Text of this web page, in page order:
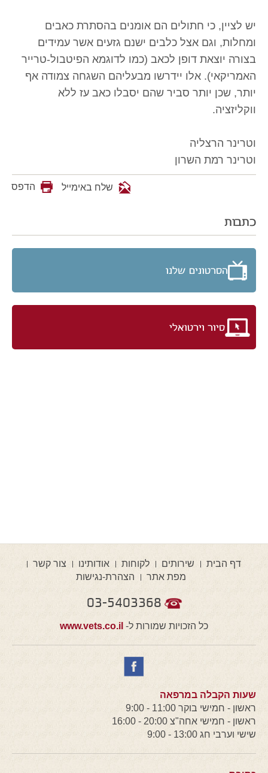
כתבות
הסרטונים שלנו
סיור וירטואלי
יש לציין, כי חתולים הם אומנים בהסתרת כאבים
ומחלות, וגם אצל כלבים ישנם גזעים אשר עמידים
בצורה יוצאת דופן לכאב (כמו לדוגמא הפיטבול-טרייר
האמריקאי). אלו יידרשו מבעליהם השגחה צמודה אף
יותר, שכן יותר סביר שהם יסבלו כאב עז ללא
ווקליזציה.
וטרינר הרצליה
וטרינר רמת השרון
שלח באימייל הדפס
דף הבית שירותים לקוחות אודותינו
צור קשר
מפת אתר
הצהרת-נגישות
03-5403368
כל הזכויות שמורות ל- www.vets.co.il
שעות הקבלה במרפאה
ראשון - חמישי בוקר 11:00 - 9:00
ראשון - חמישי אחה"צ 20:00 - 16:00
שישי וערבי חג 13:00 - 9:00